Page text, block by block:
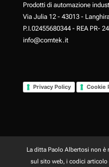
Prodotti di automazione
Via Julia 12 - 43013 -
P.I.02455680344 - REA PR-
info@comtek.it
Privacy Policy Cookie
La ditta Paolo Albertosi non
sul sito web, i codici articolo